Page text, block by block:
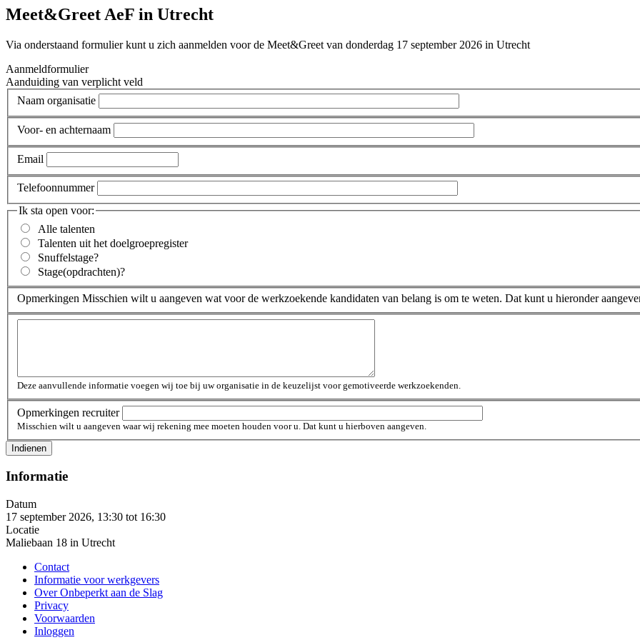
Meet&Greet AeF in Utrecht
Via onderstaand formulier kunt u zich aanmelden voor de Meet&Greet van donderdag 17 september 2026 in Utrecht
Aanmeldformulier
Aanduiding van verplicht veld
Naam organisatie
Voor- en achternaam
Email
Telefoonnummer
Ik sta open voor:
Alle talenten
Talenten uit het doelgroepregister
Snuffelstage?
Stage(opdrachten)?
Opmerkingen Misschien wilt u aangeven wat voor de werkzoekende kandidaten van belang is om te weten. Dat kunt u hieronder
Deze aanvullende informatie voegen wij toe bij uw organisatie in de keuzelijst voor gemotiveerde werkzoekenden.
Opmerkingen recruiter
Misschien wilt u aangeven waar wij rekening mee moeten houden voor u. Dat kunt u hierboven aangeven.
Informatie
Datum
17 september 2026, 13:30 tot 16:30
Locatie
Maliebaan 18 in Utrecht
Contact
Informatie voor werkgevers
Over Onbeperkt aan de Slag
Privacy
Voorwaarden
Inloggen